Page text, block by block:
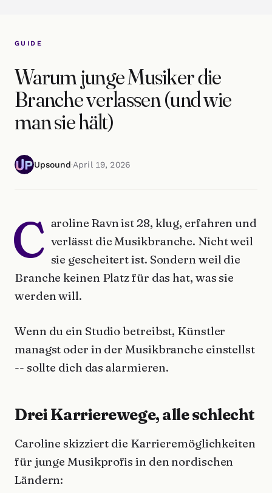
GUIDE
Warum junge Musiker die
Branche verlassen (und wie
man sie hält)
Upsound·April 19, 2026
C aroline Ravn ist 28, klug, erfahren und
verlässt die Musikbranche. Nicht weil
sie gescheitert ist. Sondern weil die
Branche keinen Platz für das hat, was sie
werden will.
Wenn du ein Studio betreibst, Künstler
managst oder in der Musikbranche einstellst
-- sollte dich das alarmieren.
Drei Karrierewege, alle schlecht
Caroline skizziert die Karrieremöglichkeiten
für junge Musikprofis in den nordischen
Ländern: